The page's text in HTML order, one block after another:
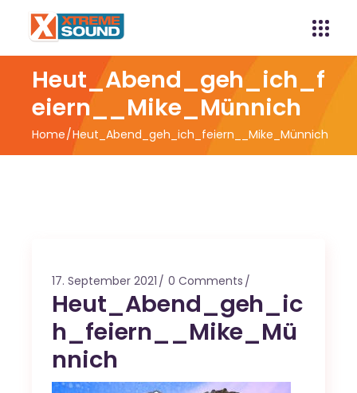
Heut_Abend_geh_ich_f
eiern__Mike_Münnich
Home Heut_Abend_geh_ich_feiern__Mike_Münnich
17. September 2021 0 Comments
Heut_Abend_geh_ic
h_feiern__Mike_Mü
nnich